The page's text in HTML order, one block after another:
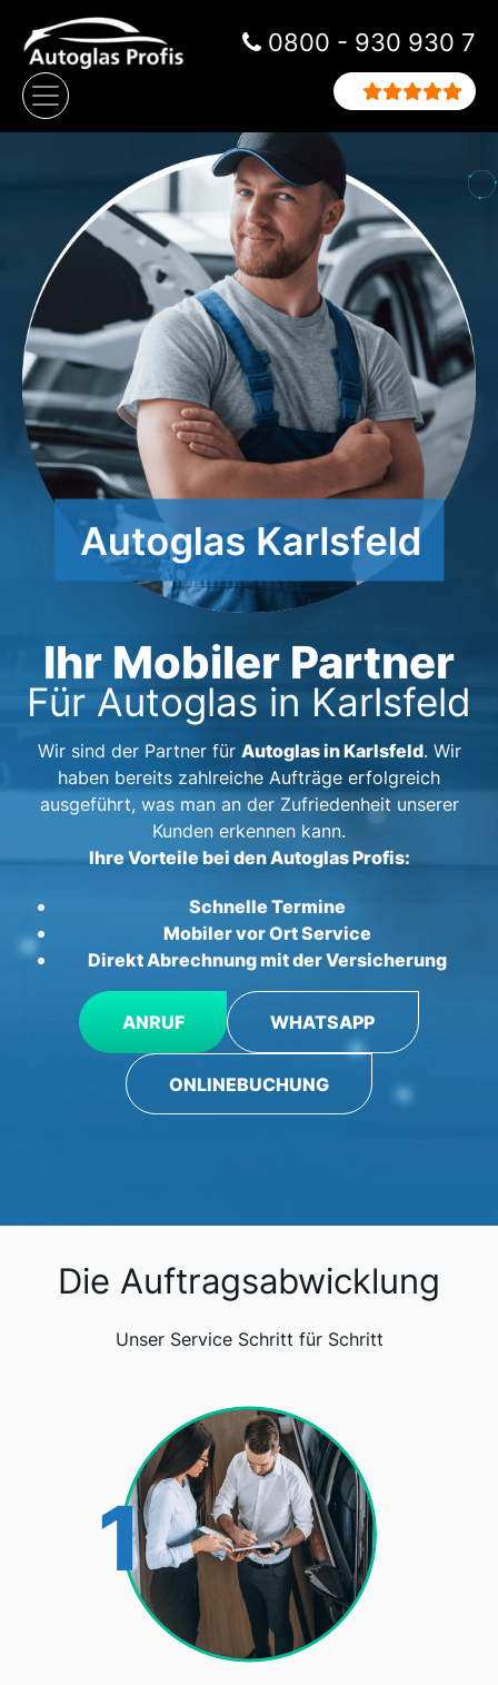
Zum Inhalt springen
Hauptnavigation
0800 - 930 930 7
Ihr Mobiler Partner
Für Autoglas in Karlsfeld
Wir sind der Partner für Autoglas in Karlsfeld. Wir
haben bereits zahlreiche Aufträge erfolgreich
ausgeführt, was man an der Zufriedenheit unserer
Kunden erkennen kann.
Ihre Vorteile bei den Autoglas Profis:
Schnelle Termine
Mobiler vor Ort Service
Direkt Abrechnung mit der Versicherung
ANRUF WHATSAPP
ONLINEBUCHUNG
Die Auftragsabwicklung
Unser Service Schritt für Schritt
1